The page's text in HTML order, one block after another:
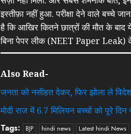
इस्तीफ़ा नहीं हुआ. परीक्षा देने वाले बच्चे
है कि आखिर कितने छात्रों की मौत के बाद
बिना पेपर लीक (NEET Paper Leak)
Also Read-
जनता को नसीहत देकर, फिर झोला ले
मोदी राज में 6.7 मिलियन बच्चों को पूरे
Tags: BJP hindi news Latest hindi News